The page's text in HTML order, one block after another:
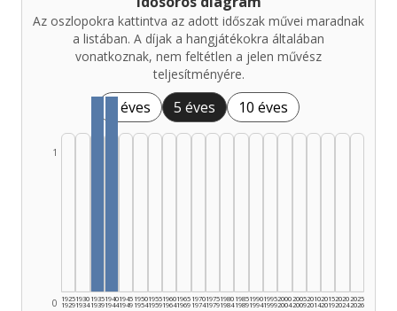
Az oszlopokra kattintva az adott időszak művei maradnak
a listában. A díjak a hangjátékokra általában
vonatkoznak, nem feltétlen a jelen művész
teljesítményére.
1 éves 5 éves 10 éves
0
1
1925
1929
1930
1934
1935
1939
1940
1944
1945
1949
1950
1954
1955
1959
1960
1964
1965
1969
1970
1974
1975
1979
1980
1984
1985
1989
1990
1994
1995
1999
2000
2004
2005
2009
2010
2014
2015
2019
2020
2024
2025
2026